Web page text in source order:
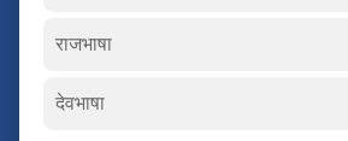
राजभाषा
देवभाषा